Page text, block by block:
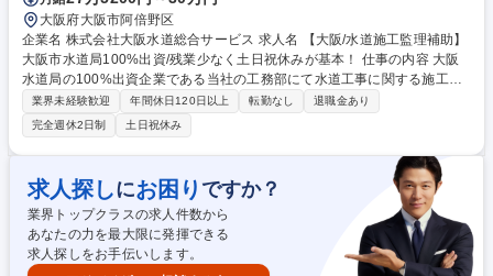
大阪府大阪市阿倍野区
企業名 株式会社大阪水道総合サービス 求人名 【大阪/水道施工監理補助】
大阪市水道局100%出資/残業少なく土日祝休みが基本！ 仕事の内容 大阪
水道局の100%出資企業である当社の工務部にて水道工事に関する施工監
理補助をお任せします。（取引先の自治体庁舎等での勤務です。） 転居を
伴う転勤もなく、長期就業が可能です。 【具体的業務】■現場監督補助 ■
現場の写真撮影 ■水道工事の報告書作成 【案件について】大阪府内の水道
事業体等から入札等で案件を獲得。 １つの現場を４名ほどの施工管理補助
員が担当します。 ご経験やお持ちの資格に応じた案件をお任せいたしま
す。 【採用背景】施工管理の人数は充足していますが、来年度に向けて案
件を増やしたいため、この度採用活動をしています。 募集職種 【大阪/水
道施工監理補助】大阪市水道局100%出資/残業少なく土日祝休みが基本！
業界未経験歓迎 年間休日120日以上 転勤なし
退職金あり
完全週休2日制
土日祝休み
求人探しにお困り ですか？
業界トップクラスの求人件数から
あなたの力を最大限に発揮できる
求人探しをお手伝いします。